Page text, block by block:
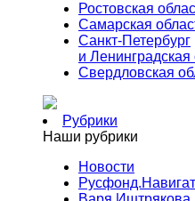
Ростовская
Самарская
Санкт-Петербург
и Ленинградская
Свердловская
Рубрики
Наши рубрики
Новости